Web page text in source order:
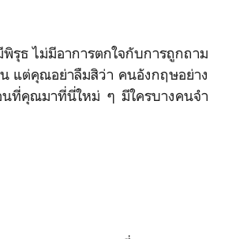
รุธ ไม่มีอาการตกใจกับการถูกถาม
แต่คุณอย่าลืมสิว่า คนอังกฤษอย่าง
นที่คุณมาที่นี่ใหม่ ๆ มีใครบางคนจำ